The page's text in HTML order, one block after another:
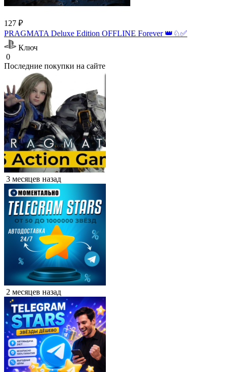
127 ₽
PRAGMATA Deluxe Edition OFFLINE Forever 👑♘✅
Ключ
0
Последние покупки на сайте
3 месяцев назад
2 месяцев назад